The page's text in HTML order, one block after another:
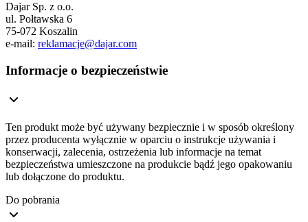
Dajar Sp. z o.o.
ul. Połtawska 6
75-072 Koszalin
e-mail: reklamacje@dajar.com
Informacje o bezpieczeństwie
Ten produkt może być używany bezpiecznie i w sposób określony
przez producenta wyłącznie w oparciu o instrukcje używania i
konserwacji, zalecenia, ostrzeżenia lub informacje na temat
bezpieczeństwa umieszczone na produkcie bądź jego opakowaniu
lub dołączone do produktu.
Do pobrania